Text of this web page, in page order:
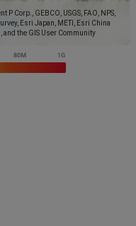
Corp., GEBCO, USGS, FAO, NPS,
Esri Japan, METI, Esri China
the GIS User Community